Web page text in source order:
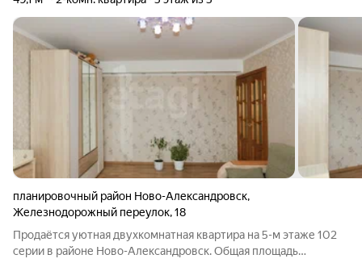
планировочный район Ново-Александровск,
Железнодорожный переулок,18
Продаётся уютная двухкомнатная квартира на 5-м этаже 102
серии в районе Ново-Александровск. Общая площадь